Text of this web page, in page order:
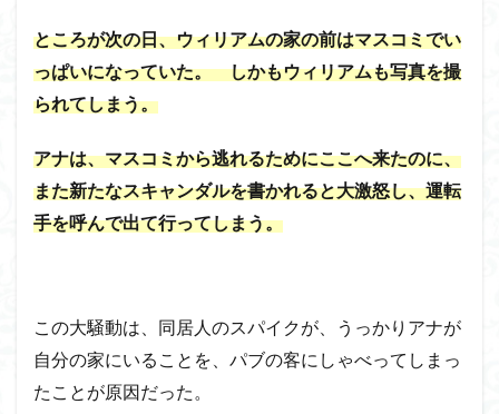
ところが次の日、ウィリアムの家の前はマスコミでい
っぱいになっていた。 しかもウィリアムも写真を撮
られてしまう。
アナは、マスコミから逃れるためにここへ来たのに、
また新たなスキャンダルを書かれると大激怒し、運転
手を呼んで出て行ってしまう。
この大騒動は、同居人のスパイクが、うっかりアナが
自分の家にいることを、パブの客にしゃべってしまっ
たことが原因だった。